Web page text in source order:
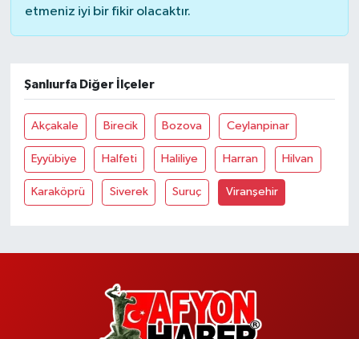
etmeniz iyi bir fikir olacaktır.
Şanlıurfa Diğer İlçeler
Akçakale Birecik Bozova Ceylanpinar
Eyyübiye Halfeti Haliliye Harran Hilvan
Karaköprü Siverek Suruç Viranşehir